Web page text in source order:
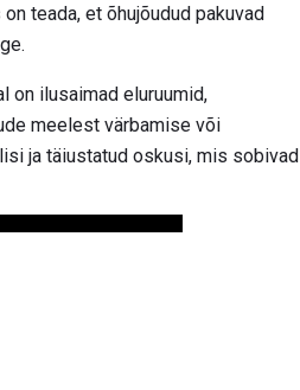
teada, et õhujõudud pakuvad
on ilusaimad eluruumid,
meelest värbamise või
ja täiustatud oskusi, mis sobivad